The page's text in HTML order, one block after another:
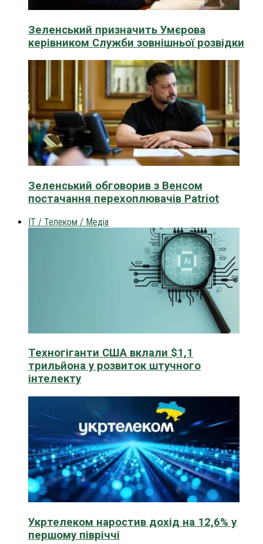
Зеленський призначить Умєрова
керівником Служби зовнішньої розвідки
Зеленський обговорив з Венсом
постачання перехоплювачів Patriot
IT / Телеком / Медіа
Техногіганти США вклали $1,1
трильйона у розвиток штучного
інтелекту
Укртелеком наростив дохід на 12,6% у
першому півріччі